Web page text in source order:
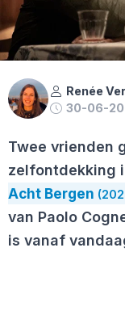
Renée
30-06-
Twee vrienden
zelfontdekking
Acht Bergen
van Paolo
is vanaf